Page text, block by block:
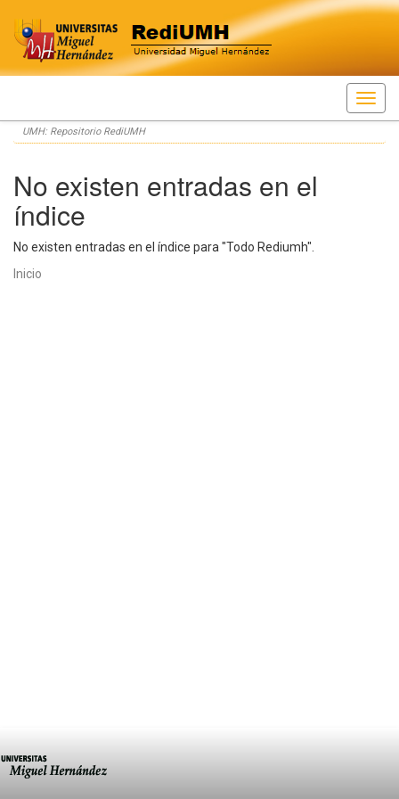
Skip
navigation
UMH: Repositorio RediUMH
No existen entradas en el
índice
No existen entradas en el índice para "Todo Rediumh".
Inicio